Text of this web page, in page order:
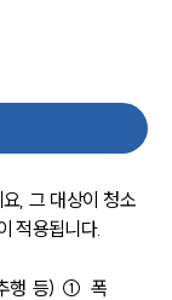
, 그 대상이 청소
적용됩니다.
추행 등) ① 폭